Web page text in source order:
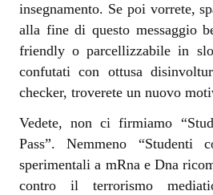
insegnamento. Se poi vorrete,
alla fine di questo messaggio
friendly o parcellizzabile in
confutati con ottusa
checker, troverete un nuovo
Vedete, non ci firmiamo
Pass”. Nemmeno
sperimentali a mRna e Dna
contro il terrorismo